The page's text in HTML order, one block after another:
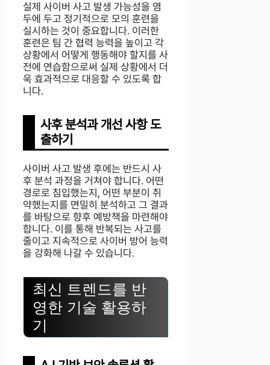
실제 사이버 사고 발생 가능성을 염
두에 두고 정기적으로 모의 훈련을
실시하는 것이 중요합니다. 이러한
훈련은 팀 간 협력 능력을 높이고 각
상황에서 어떻게 행동해야 할지를 사
전에 연습함으로써 실제 상황에서 더
욱 효과적으로 대응할 수 있도록 합
니다.
사후 분석과 개선 사항 도
출하기
사이버 사고 발생 후에는 반드시 사
후 분석 과정을 거쳐야 합니다. 어떤
경로로 침입했는지, 어떤 부분이 취
약했는지를 면밀히 분석하고 그 결과
를 바탕으로 향후 예방책을 마련해야
합니다. 이를 통해 반복되는 사고를
줄이고 지속적으로 사이버 방어 능력
을 강화해 나갈 수 있습니다.
최신 트렌드를 반
영한 기술 활용하
기